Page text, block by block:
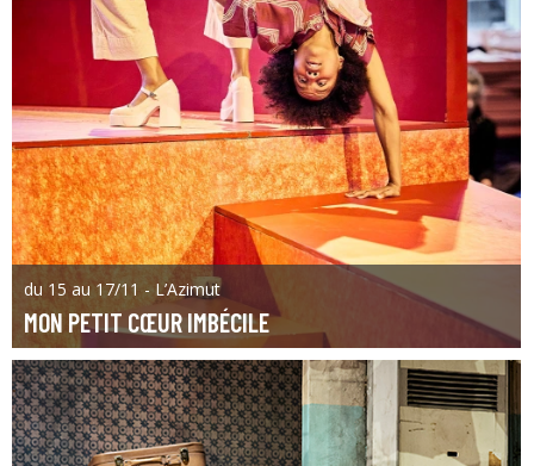
du 15 au 17/11 - L’Azimut
MON PETIT CŒUR IMBÉCILE